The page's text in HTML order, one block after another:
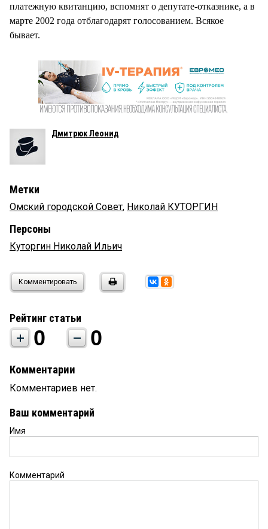
платежную квитанцию, вспомнят о депутате-отказнике, а в
марте 2002 года отблагодарят голосованием. Всякое
бывает.
Дмитрюк Леонид
Метки
Омский городской Совет, Николай КУТОРГИН
Персоны
Куторгин Николай Ильич
Комментировать
Рейтинг статьи
0 0
Комментарии
Комментариев нет.
Ваш комментарий
Имя
Комментарий